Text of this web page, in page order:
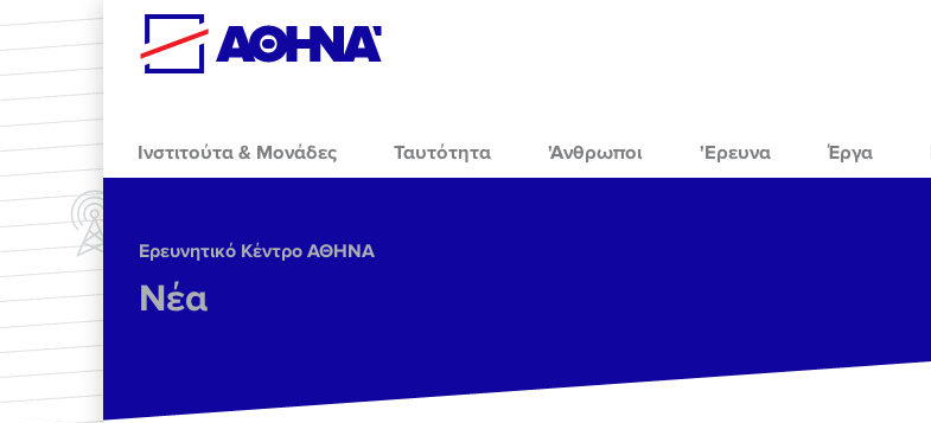
Skip to main content
Ινστιτούτα & Μονάδες Ταυτότητα 'Ανθρωποι 'Ερευνα Έργα
Ερευνητικό Κέντρο ΑΘΗΝΑ
Νέα